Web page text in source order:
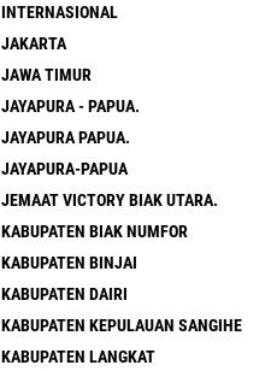
INTERNASIONAL
JAKARTA
JAWA TIMUR
JAYAPURA - PAPUA.
JAYAPURA PAPUA.
JAYAPURA-PAPUA
JEMAAT VICTORY BIAK UTARA.
KABUPATEN BIAK NUMFOR
KABUPATEN BINJAI
KABUPATEN DAIRI
KABUPATEN KEPULAUAN SANGIHE
KABUPATEN LANGKAT